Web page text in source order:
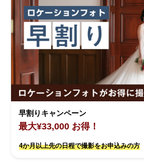
早割りキャンペーン
最大¥33,000 お得！
4か月以上先の日程で撮影をお申込みの方